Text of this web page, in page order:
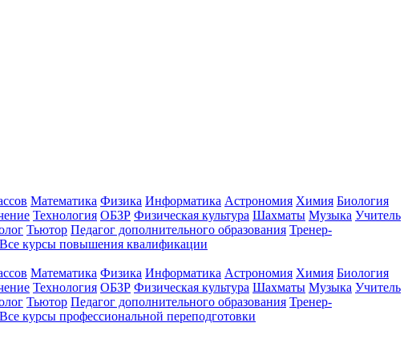
Математика Физика Информатика Астрономия Химия Биология
Технология ОБЗР Физическая культура Шахматы Музыка Учитель
Тьютор Педагог дополнительного образования Тренер-
Все курсы повышения квалификации
Математика Физика Информатика Астрономия Химия Биология
Технология ОБЗР Физическая культура Шахматы Музыка Учитель
Тьютор Педагог дополнительного образования Тренер-
Все курсы профессиональной переподготовки